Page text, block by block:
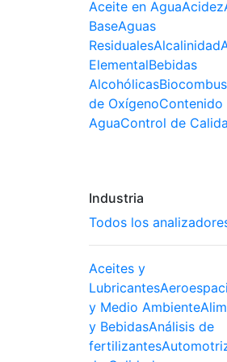
Aceite en AguaAcidez
BaseAguas
ResidualesAlcalinidad
ElementalBebidas
Alcohólicas
de OxígenoContenido
AguaControl de
Industria
Todos los
Aceites y
Lubricantes
y Medio Ambiente
y BebidasAnálisis de
fertilizantes